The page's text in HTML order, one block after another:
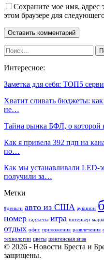
Сохраните мое имя, адрес
этом браузере для
Интересное:
Заметка для себя: ТОП5
Хватит сливать бюджеты:
не…
Тайна рынка БФЛ, о которой
Как я привела 392 пдп на
по…
Как мы устанавливали LED-
получили за…
Метки
#деньги авто из США аукцион
номер гаджеты игра интерьер
отдых офис приложения развлечения
технологии цветы шенгенская виза
© 2026 - Новости Бреста и
защищены.